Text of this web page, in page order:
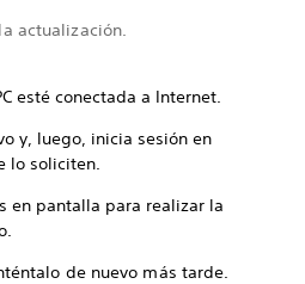
actualización.
esté conectada a Internet.
y, luego, inicia sesión en
lo soliciten.
en pantalla para realizar la
de nuevo más tarde.